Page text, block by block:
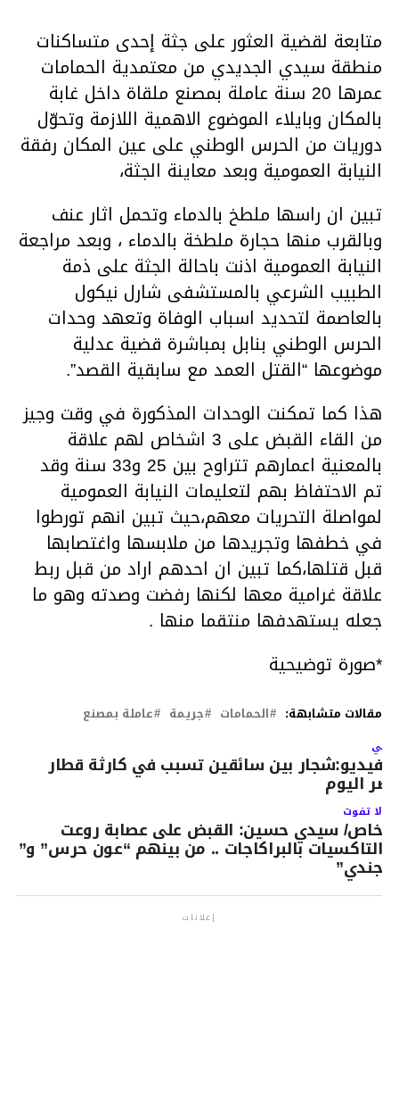
متابعة لقضية العثور على جثة إحدى متساكنات
منطقة سيدي الجديدي من معتمدية الحمامات
عمرها 20 سنة عاملة بمصنع ملقاة داخل غابة
بالمكان وبايلاء الموضوع الاهمية اللازمة وتحوّل
دوريات من الحرس الوطني على عين المكان رفقة
النيابة العمومية وبعد معاينة الجثة،
تبين ان راسها ملطخ بالدماء وتحمل اثار عنف
وبالقرب منها حجارة ملطخة بالدماء ، وبعد مراجعة
النيابة العمومية اذنت باحالة الجثة على ذمة
الطبيب الشرعي بالمستشفى شارل نيكول
بالعاصمة لتحديد اسباب الوفاة وتعهد وحدات
الحرس الوطني بنابل بمباشرة قضية عدلية
موضوعها “القتل العمد مع سابقية القصد”.
هذا كما تمكنت الوحدات المذكورة في وقت وجيز
من القاء القبض على 3 اشخاص لهم علاقة
بالمعنية اعمارهم تتراوح بين 25 و33 سنة وقد
تم الاحتفاظ بهم لتعليمات النيابة العمومية
لمواصلة التحريات معهم،حيث تبين انهم تورطوا
في خطفها وتجريدها من ملابسها واغتصابها
قبل قتلها،كما تبين ان احدهم اراد من قبل ربط
علاقة غرامية معها لكنها رفضت وصدته وهو ما
جعله يستهدفها منتقما منها .
*صورة توضيحية
مقالات متشابهة: الحمامات جريمة عاملة بمصنع
بين سائقين تسبب في كارثة قطار
اليوم
لا تفوت
خاص/ سيدي حسين: القبض على عصابة روعت
التاكسيات بالبراكاجات .. من بينهم “عون حرس” و”
جندي”
إعلانات